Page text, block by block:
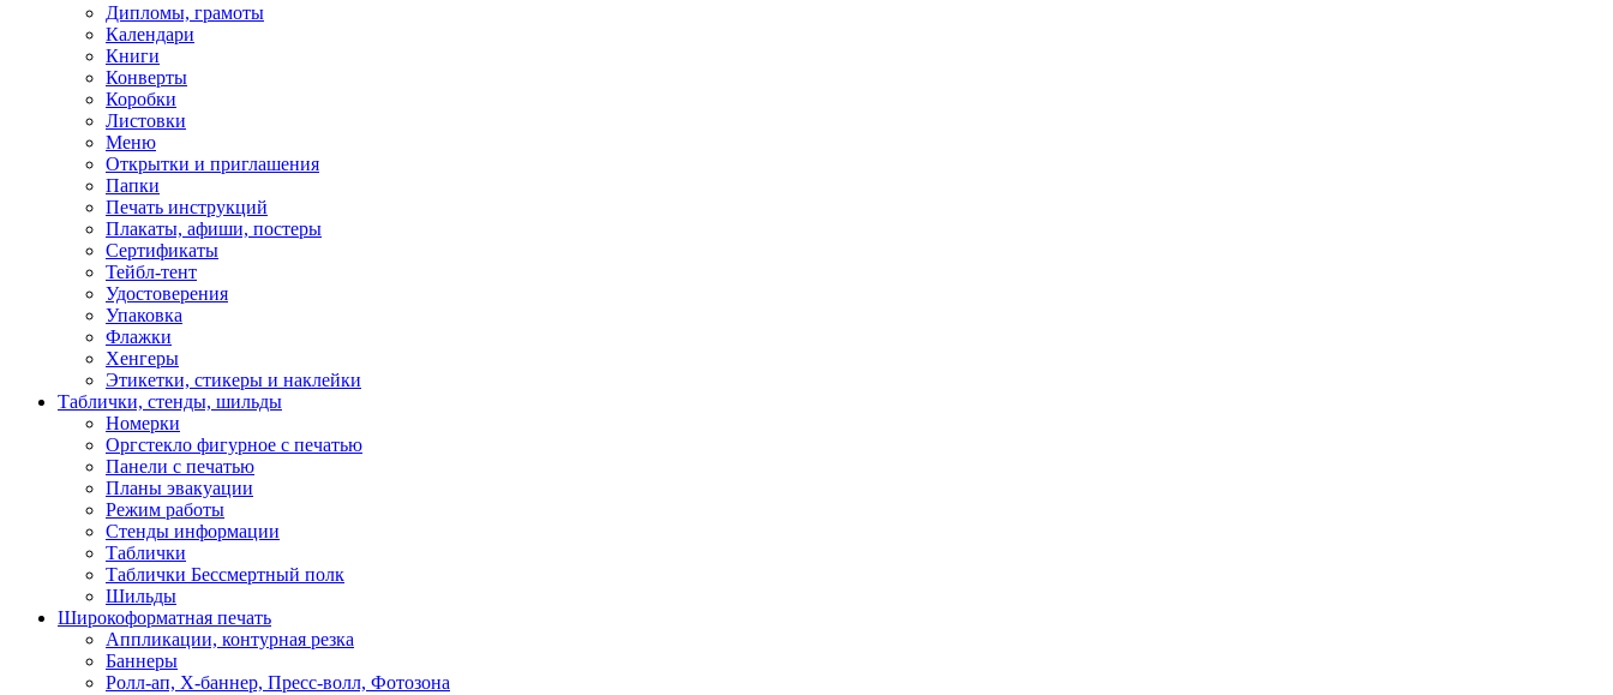
Дипломы, грамоты
Календари
Книги
Конверты
Коробки
Листовки
Меню
Открытки и приглашения
Папки
Печать инструкций
Плакаты, афиши, постеры
Сертификаты
Тейбл-тент
Удостоверения
Упаковка
Флажки
Хенгеры
Этикетки, стикеры и наклейки
Таблички, стенды, шильды
Номерки
Оргстекло фигурное с печатью
Панели с печатью
Планы эвакуации
Режим работы
Стенды информации
Таблички
Таблички Бессмертный полк
Шильды
Широкоформатная печать
Аппликации, контурная резка
Баннеры
Ролл-ап, X-баннер, Пресс-волл, Фотозона